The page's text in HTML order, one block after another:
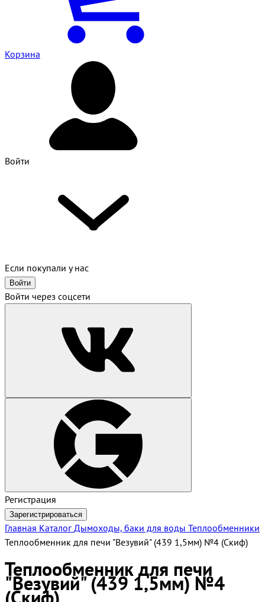
Корзина
Войти
Если покупали у нас
Войти
Войти через соцсети
Регистрация
Зарегистрироваться
Главная Каталог Дымоходы, баки для воды Теплообменники
Теплообменник для печи "Везувий" (439 1,5мм) №4 (Скиф)
Теплообменник для печи
"Везувий" (439 1,5мм) №4